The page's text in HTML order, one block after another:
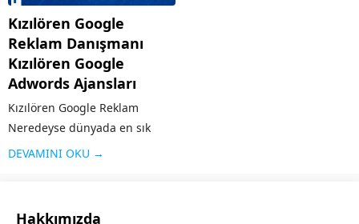
Kızılören Google
Reklam Danışmanı
Kızılören Google
Adwords Ajansları
Kızılören Google Reklam
Neredeyse dünyada en sık
kullanılan arama motoru olan
DEVAMINI OKU →
Hakkımızda